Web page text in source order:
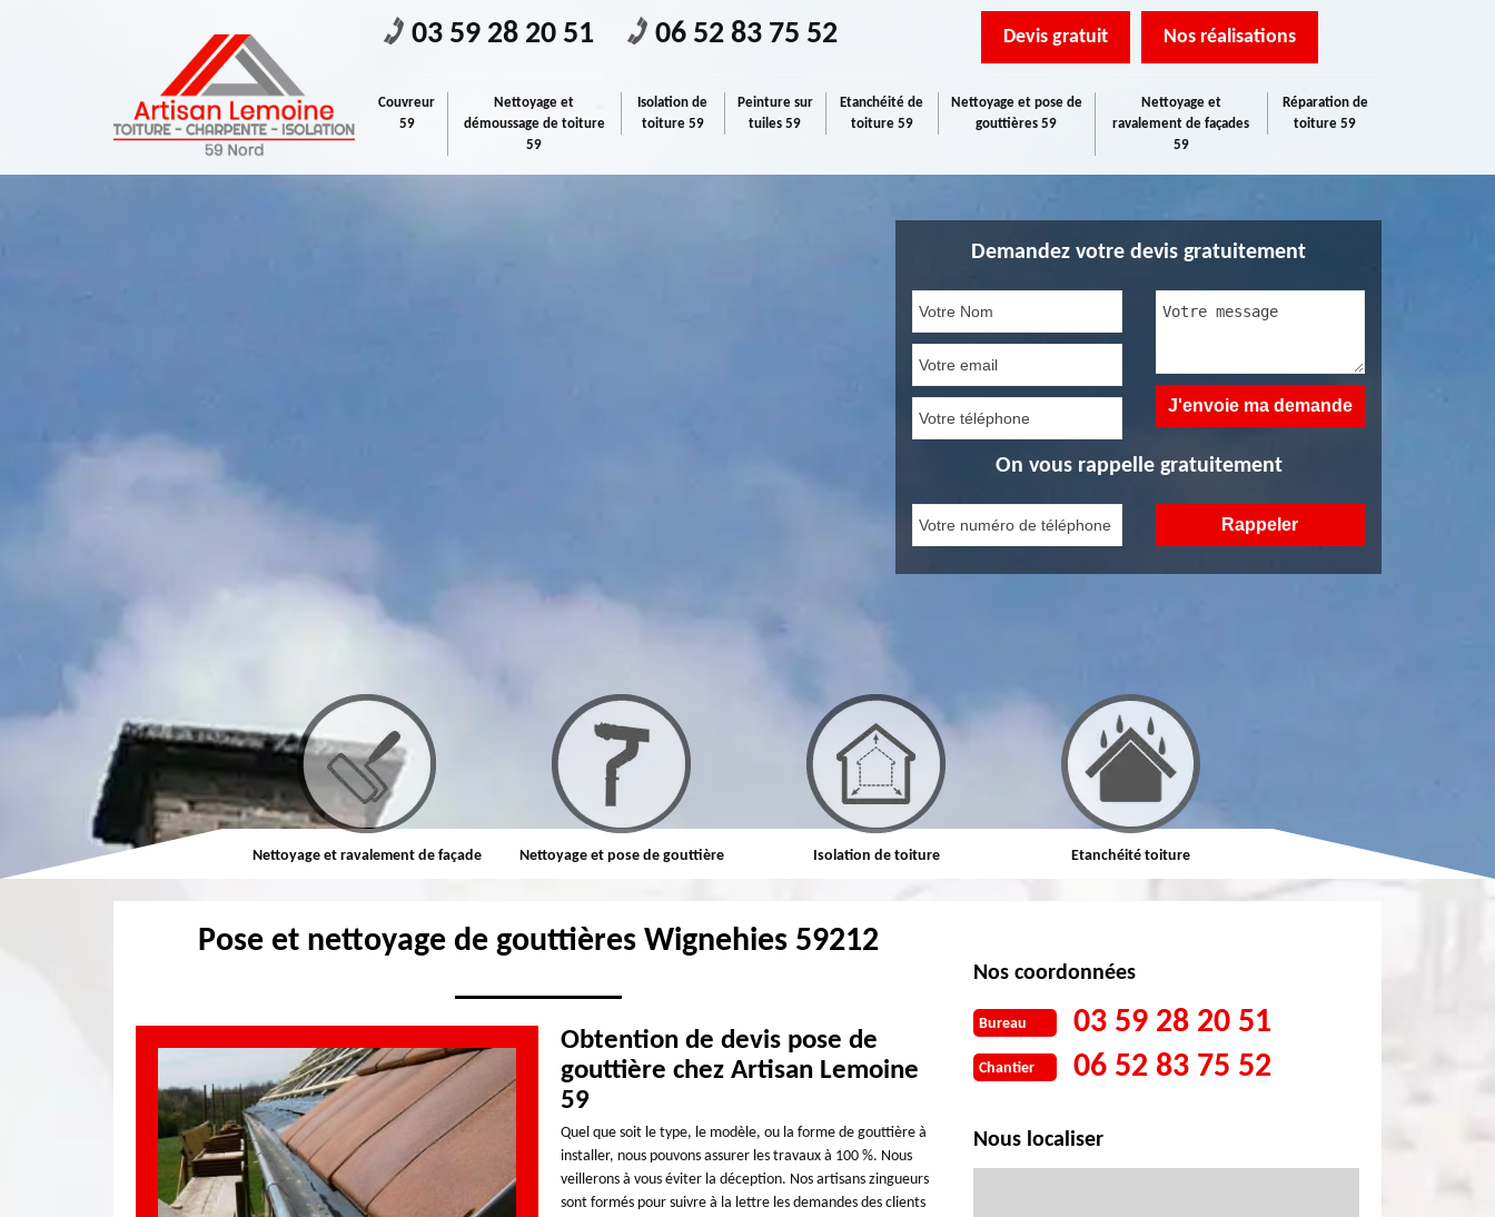
03 59 28 20 51 06 52 83 75 52 Devis gratuit Nos réalisations
Couvreur
59
Nettoyage et
démoussage de toiture
59
Isolation de
toiture 59
Peinture sur
tuiles 59
Etanchéité de
toiture 59
Nettoyage et pose de
gouttières 59
Nettoyage et
ravalement de façades
59
Réparation de
toiture 59
Demandez votre devis gratuitement
On vous rappelle gratuitement
Couvreur Nettoyage et ravalement de façade Nettoyage et pose de gouttière Isolation de toiture Etanchéité toiture Réparation de toiture
Pose et nettoyage de gouttières Wignehies 59212
Obtention de devis pose de
gouttière chez Artisan Lemoine
59
Quel que soit le type, le modèle, ou la forme de gouttière à
installer, nous pouvons assurer les travaux à 100 %. Nous
veillerons à vous éviter la déception. Nos artisans zingueurs
sont formés pour suivre à la lettre les demandes des clients
Nos coordonnées
Bureau 03 59 28 20 51
Chantier 06 52 83 75 52
Nous localiser